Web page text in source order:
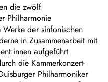
die zwölf
Philharmonie
der sinfonischen
in Zusammenarbeit mit
aufgeführt
die Kammerkonzert-
Philharmoniker